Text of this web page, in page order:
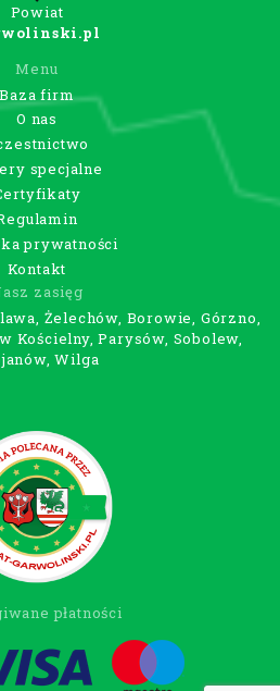
Powiat
Menu
Baza firm
O nas
specjalne
prywatności
Kontakt
zasięg
Żelechów, Borowie, Górzno,
Kościelny, Parysów, Sobolew,
Wilga
płatności